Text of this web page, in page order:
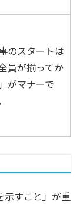
のスタートは
全員が揃ってか
がマナーで
示すこと」が重